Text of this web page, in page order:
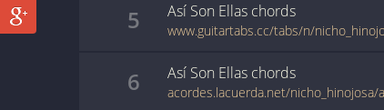
5 Así Son Ellas chords
www.guitartabs.cc/tabs/n/
6 Así Son Ellas chords
acordes.lacuerda.net/nicho_hinojosa/